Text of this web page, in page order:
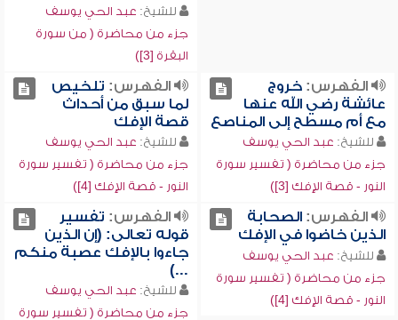
للشيخ: عبد الحي يوسف
جزء من محاضرة ( من سورة
البقرة [3])
الفهرس:خروج
عائشة رضي الله عنها
مع أم مسطح إلى المناصع
للشيخ: عبد الحي يوسف
جزء من محاضرة ( تفسير سورة
النور - قصة الإفك [3])
الفهرس: تلخيص
لما سبق من أحداث
قصة الإفك
للشيخ: عبد الحي يوسف
جزء من محاضرة ( تفسير سورة
النور - قصة الإفك [4])
الفهرس:الصحابة
الذين خاضوا في الإفك
للشيخ: عبد الحي يوسف
جزء من محاضرة ( تفسير سورة
النور - قصة الإفك [4])
الفهرس: تفسير
قوله تعالى: (إن الذين
جاءوا بالإفك عصبة منكم
...)
للشيخ: عبد الحي يوسف
جزء من محاضرة ( تفسير سورة